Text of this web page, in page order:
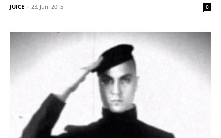
JUICE - 23. Juni 2015 0